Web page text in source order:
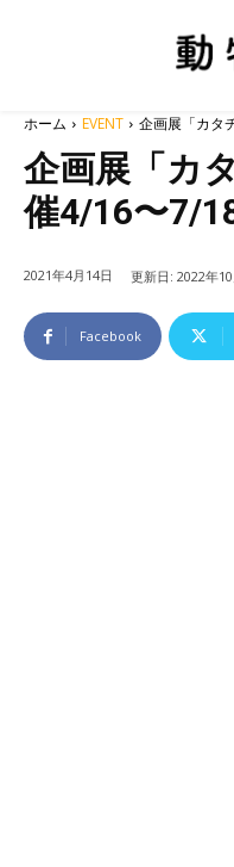
ホーム EVENT 企画展「カタ
企画展「カ
催4/16〜7/
2021年4月14日 更新日: 2022年
Facebook